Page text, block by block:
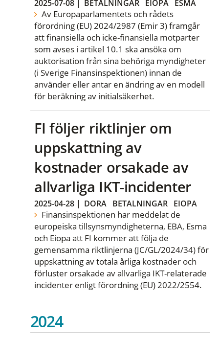
2025-07-08 BETALNINGAR EIOPA ESMA
Av Europaparlamentets och rådets
förordning (EU) 2024/2987 (Emir 3) framgår
att finansiella och icke-finansiella motparter
som avses i artikel 10.1 ska ansöka om
auktorisation från sina behöriga myndigheter
(i Sverige Finansinspektionen) innan de
använder eller antar en ändring av en modell
för beräkning av initialsäkerhet.
FI följer riktlinjer om
uppskattning av
kostnader orsakade av
allvarliga IKT-incidenter
2025-04-28 | DORA BETALNINGAR EIOPA
Finansinspektionen har meddelat de
europeiska tillsynsmyndigheterna, EBA, Esma
och Eiopa att FI kommer att följa de
gemensamma riktlinjerna (JC/GL/2024/34) för
uppskattning av totala årliga kostnader och
förluster orsakade av allvarliga IKT-relaterade
incidenter enligt förordning (EU) 2022/2554.
2024